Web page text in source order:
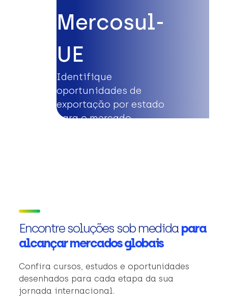
Mercosul-
UE
Identifique
oportunidades de
exportação por estado
para o mercado
Encontre soluções sob medidapara
alcançar mercados globais
Confira cursos, estudos e oportunidades
desenhados para cada etapa da sua
jornada internacional.